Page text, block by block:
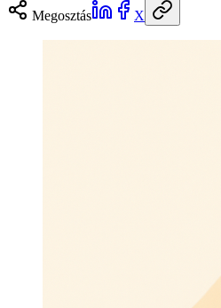
Megosztás
X